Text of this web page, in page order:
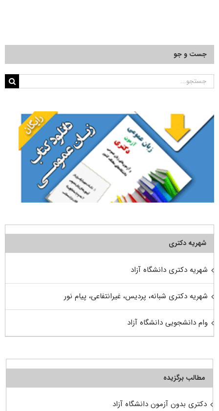
جست و جو
جستجو
شهریه دکتری
شهریه دکتری دانشگاه آزاد
شهریه دکتری شبانه، پردیس، غیرانتفاعی، پیام نور
وام دانشجویی دانشگاه آزاد
مطالب برگزیده
دکتری بدون آزمون دانشگاه آزاد